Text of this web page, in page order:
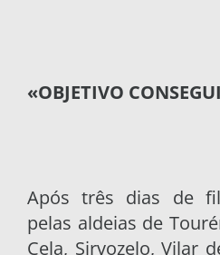
«OBJETIVO
Após três dias de
pelas aldeias de
Cela, Sirvozelo, Vilar